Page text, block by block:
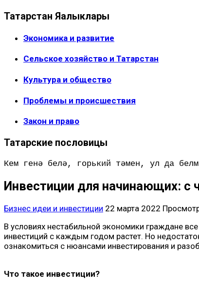
Татарстан Яңалыклары
Экономика и развитие
Сельское хозяйство и Татарстан
Культура и общество
Проблемы и происшествия
Закон и право
Татарские пословицы
Кем генә белә, горький тәмен, ул да
Инвестиции для начинающих: с
Бизнес идеи и инвестиции 22 марта 2022
В условиях нестабильной экономики граждане
инвестиций с каждым годом растет. Но
ознакомиться с нюансами инвестирования и
Что такое инвестиции?